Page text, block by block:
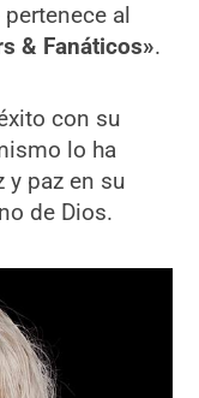
pertenece al
& Fanáticos».
con su
lo ha
y paz en su
de Dios.